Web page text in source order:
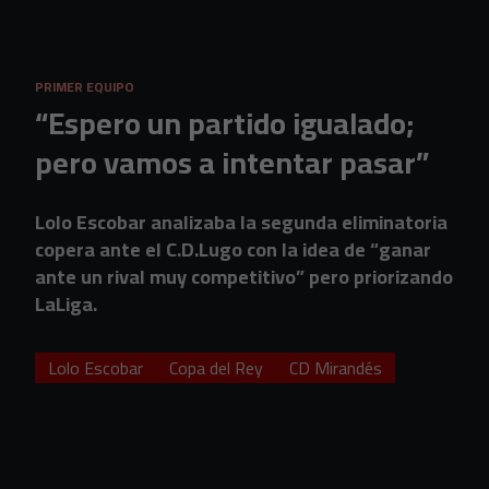
PRIMER EQUIPO
“Espero un partido igualado;
pero vamos a intentar pasar”
Lolo Escobar analizaba la segunda eliminatoria
copera ante el C.D.Lugo con la idea de “ganar
ante un rival muy competitivo” pero priorizando
LaLiga.
Lolo Escobar Copa del Rey CD Mirandés